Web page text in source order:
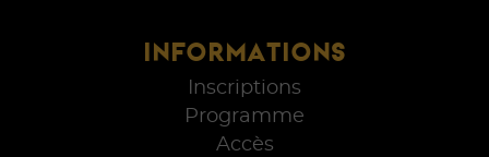
INFORMATIONS
Inscriptions
Programme
Accès